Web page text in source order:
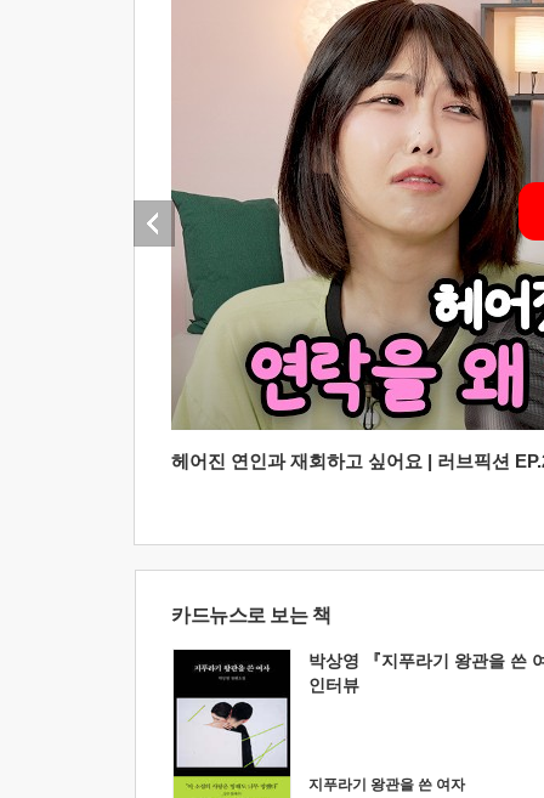
헤어진 연인과 재회하고 싶어요 | 러브픽션
카드뉴스로 보는 책
박상영 『지푸라기 왕관을 쓴
인터뷰
지푸라기 왕관을 쓴 여자